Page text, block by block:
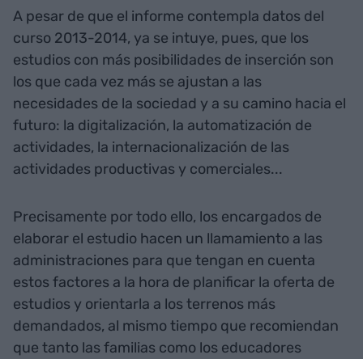
A pesar de que el informe contempla datos del
curso 2013-2014, ya se intuye, pues, que los
estudios con más posibilidades de inserción son
los que cada vez más se ajustan a las
necesidades de la sociedad y a su camino hacia el
futuro: la digitalización, la automatización de
actividades, la internacionalización de las
actividades productivas y comerciales...
Precisamente por todo ello, los encargados de
elaborar el estudio hacen un llamamiento a las
administraciones para que tengan en cuenta
estos factores a la hora de planificar la oferta de
estudios y orientarla a los terrenos más
demandados, al mismo tiempo que recomiendan
que tanto las familias como los educadores